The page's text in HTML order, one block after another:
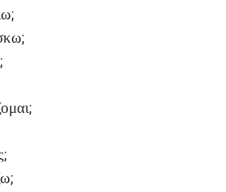
;
;
;
;
;
;